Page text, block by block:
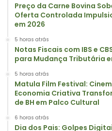
Preço da Carne Bovina
Oferta Controlada
em 2026
5 horas atrás
Notas Fiscais com IBS e
para Mudança Tributária
5 horas atrás
Matula Film Festival:
Economia Criativa
de BH em Palco Cultural
6 horas atrás
Dia dos Pais: Golpes